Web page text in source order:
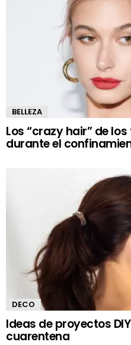
BELLEZA
Los “crazy hair” de
durante el
DECO
Ideas de proyectos
cuarentena